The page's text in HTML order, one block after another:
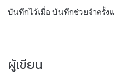
บันทึกไว้เมื่อ บันทึกช่วยจำครั้ง
ผู้เขียน